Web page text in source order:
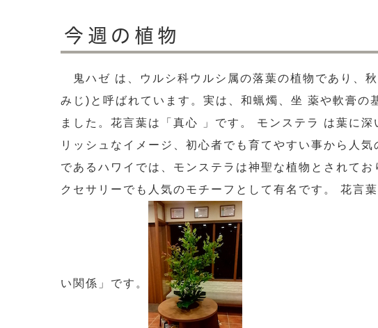
今週の植物
鬼ハゼ は、ウルシ科ウルシ属の落葉の植物であり、
みじ)と呼ばれています。実は、和蝋燭、坐 薬や軟膏の
ました。花言葉は「真心 」です。 モンステラ は葉に
リッシュなイメージ、初心者でも育てやすい事から人
であるハワイでは、モンステラは神聖な植物とされて
クセサリーでも人気のモチーフとして有名です。 花言
い関係」です。